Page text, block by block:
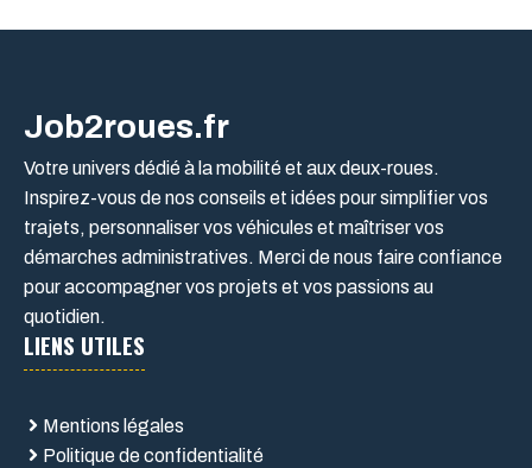
Job2roues.fr
Votre univers dédié à la mobilité et aux deux-roues.
Inspirez-vous de nos conseils et idées pour simplifier vos
trajets, personnaliser vos véhicules et maîtriser vos
démarches administratives. Merci de nous faire confiance
pour accompagner vos projets et vos passions au
quotidien.
LIENS UTILES
Mentions légales
Politique de confidentialité